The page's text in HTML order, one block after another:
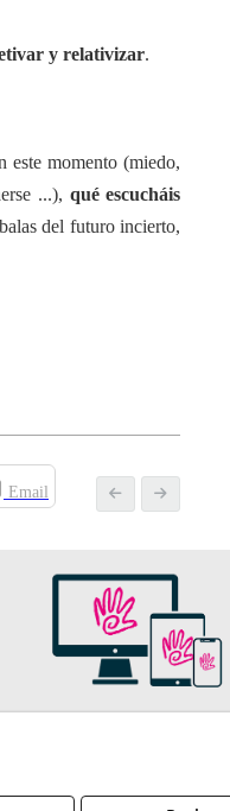
y relativizar.
este momento (miedo,
...), qué escucháis
del futuro incierto,
Email